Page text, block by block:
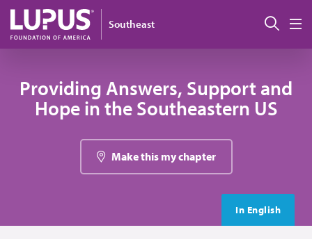
Pasar al contenido principal
Southeast
Providing Answers, Support and
Hope in the Southeastern US
Make this my chapter
In English